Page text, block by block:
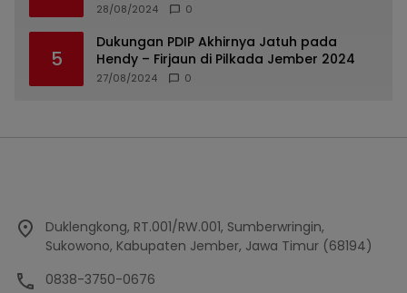
Tiga Tersangka Merupakan Oknum Polisi
28/08/2024 0
5
Dukungan PDIP Akhirnya Jatuh pada
Hendy – Firjaun di Pilkada Jember 2024
27/08/2024 0
Duklengkong, RT.001/RW.001, Sumberwringin,
Sukowono, Kabupaten Jember, Jawa Timur (68194)
0838-3750-0676